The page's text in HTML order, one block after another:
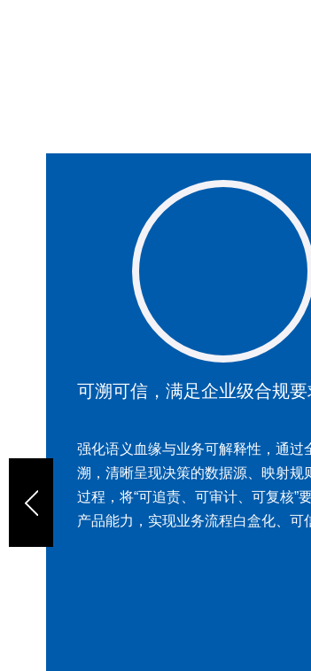
内建为
本体为核，统一语义基
核心差异化在于将本体从传
升级为平台核心原点，不再
入，而是作为连接数据标准
构建、AI规划及消费输出的